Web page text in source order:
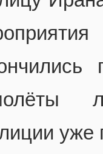
уже